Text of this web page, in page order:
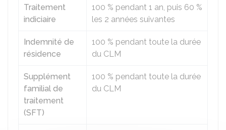
Traitement
indiciaire
100 % pendant 1 an, puis 60 %
les 2 années suivantes
Indemnité de
résidence
100 % pendant toute la durée
du CLM
Supplément
familial de
traitement
(SFT)
100 % pendant toute la durée
du CLM